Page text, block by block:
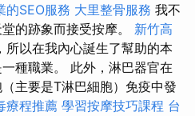
的SEO服務 大里整骨服務 我不
的跡象而接受按摩。 新竹高
所以在我內心誕生了幫助的本
種職業。 此外，淋巴器官在
主要是T淋巴細胞）免疫中發
療程推薦 學習按摩技巧課程 台